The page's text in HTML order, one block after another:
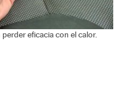
eficacia con el calor.